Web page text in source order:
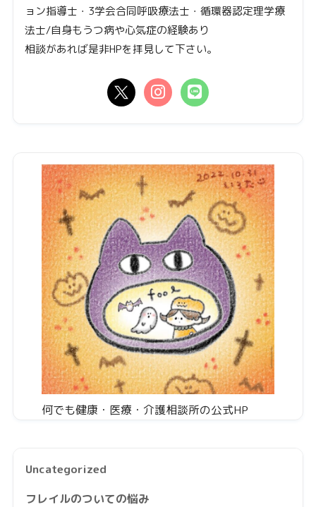
ョン指導士・3学会合同呼吸療法士・循環器認定理学療
法士/自身もうつ病や心気症の経験あり
相談があれば是非HPを拝見して下さい。
何でも健康・医療・介護相談所の公式HP
Uncategorized
フレイルのついての悩み